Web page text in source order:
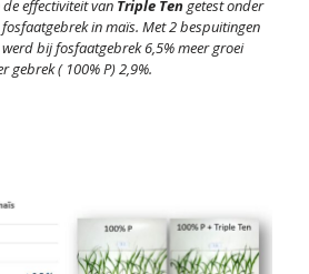
effectiviteit van Triple Tengetest onder
in maïs.Met 2 bespuitingen
werd bij fosfaatgebrek 6,5% meer groei
gebrek ( 100% P) 2,9%.